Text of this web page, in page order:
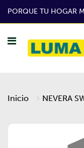
PORQUE TU HOGAR
Inicio NEVERA